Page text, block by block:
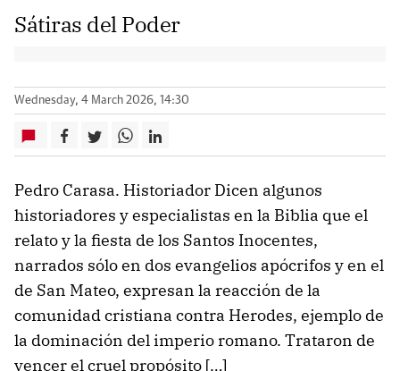
Sátiras del Poder
Wednesday, 4 March 2026, 14:30
Pedro Carasa. Historiador Dicen algunos
historiadores y especialistas en la Biblia que el
relato y la fiesta de los Santos Inocentes,
narrados sólo en dos evangelios apócrifos y en el
de San Mateo, expresan la reacción de la
comunidad cristiana contra Herodes, ejemplo de
la dominación del imperio romano. Trataron de
vencer el cruel propósito […]